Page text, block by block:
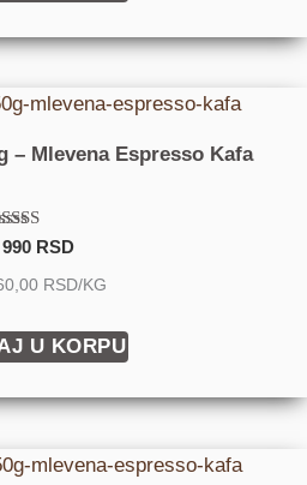
– Mlevena Espresso Kafa
Ocenjeno
4.60
od 5
990 RSD
RSD/KG
U KORPU